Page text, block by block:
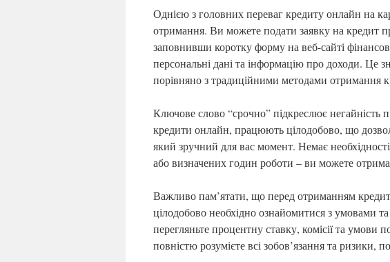
Однією з головних переваг кредиту онлайн на
отримання. Ви можете подати заявку на кредит
заповнивши коротку форму на веб-сайті
персональні дані та інформацію про доходи. Це
порівняно з традиційними методами отримання
Ключове слово “срочно” підкреслює негайність
кредити онлайн, працюють цілодобово, що
який зручний для вас момент. Немає
або визначених годин роботи – ви можете
Важливо пам’ятати, що перед отриманням
цілодобово необхідно ознайомитися з умовами
перегляньте процентну ставку, комісії та
повністю розумієте всі зобов’язання та ризики,